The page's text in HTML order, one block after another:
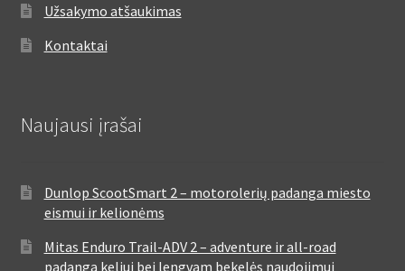
Užsakymo atšaukimas
Kontaktai
Naujausi įrašai
Dunlop ScootSmart 2 – motorolerių padanga miesto
eismui ir kelionėms
Mitas Enduro Trail-ADV 2 – adventure ir all-road
padanga keliui bei lengvam bekelės naudojimui